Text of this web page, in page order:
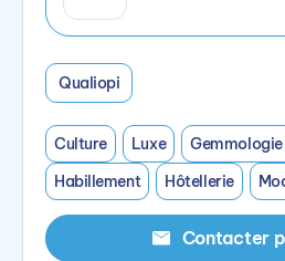
Qualiopi
Culture Luxe
Habillement
Hôtellerie
Contacter